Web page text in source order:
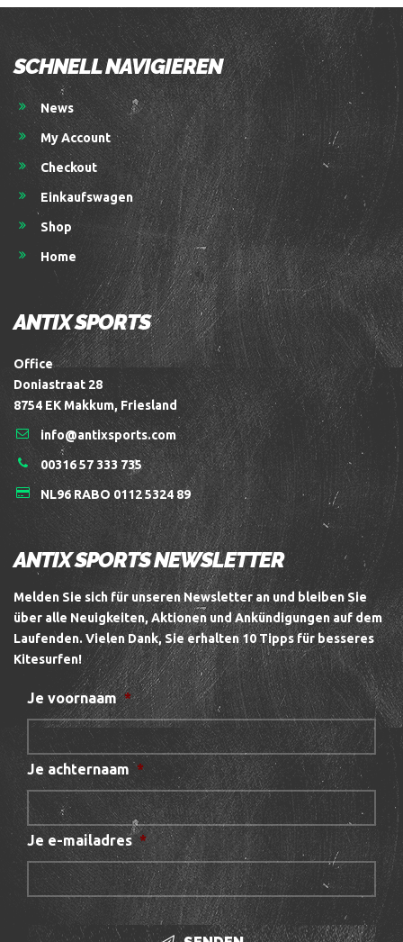
SCHNELL NAVIGIEREN
News
My Account
Checkout
Einkaufswagen
Shop
Home
ANTIX SPORTS
Office
Doniastraat 28
8754 EK Makkum, Friesland
info@antixsports.com
00316 57 333 735
NL96 RABO 0112 5324 89
ANTIX SPORTS NEWSLETTER
Melden Sie sich für unseren Newsletter an und bleiben Sie
über alle Neuigkeiten, Aktionen und Ankündigungen auf dem
Laufenden. Vielen Dank, Sie erhalten 10 Tipps für besseres
Kitesurfen!
Je voornaam *
Je achternaam *
Je e-mailadres *